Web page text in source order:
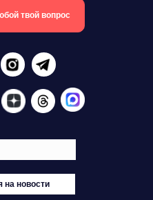
на новости
твой вопрос